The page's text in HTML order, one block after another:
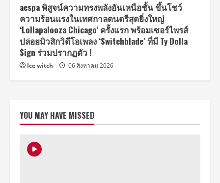
aespa พิสูจน์ความทรงพลังอันเหนือชั้น ขึ้นโชว์
ความร้อนแรงในเทศกาลดนตรีสุดยิ่งใหญ่
‘Lollapalooza Chicago’ ครั้งแรก พร้อมเซอร์ไพรส์
ปล่อยมิวสิกวิดีโอเพลง ‘Switchblade’ ที่มี Ty Dolla
$ign ร่วมปรากฏตัว !
Ice witch 06 สิงหาคม 2026
YOU MAY HAVE MISSED